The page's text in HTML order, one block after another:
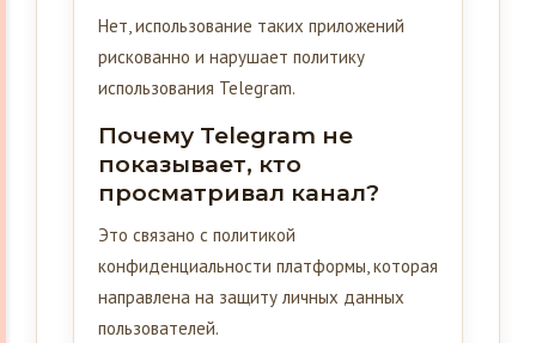
Нет, использование таких приложений
рискованно и нарушает политику
использования Telegram.
Почему Telegram не
показывает, кто
просматривал канал?
Это связано с политикой
конфиденциальности платформы, которая
направлена на защиту личных данных
пользователей.